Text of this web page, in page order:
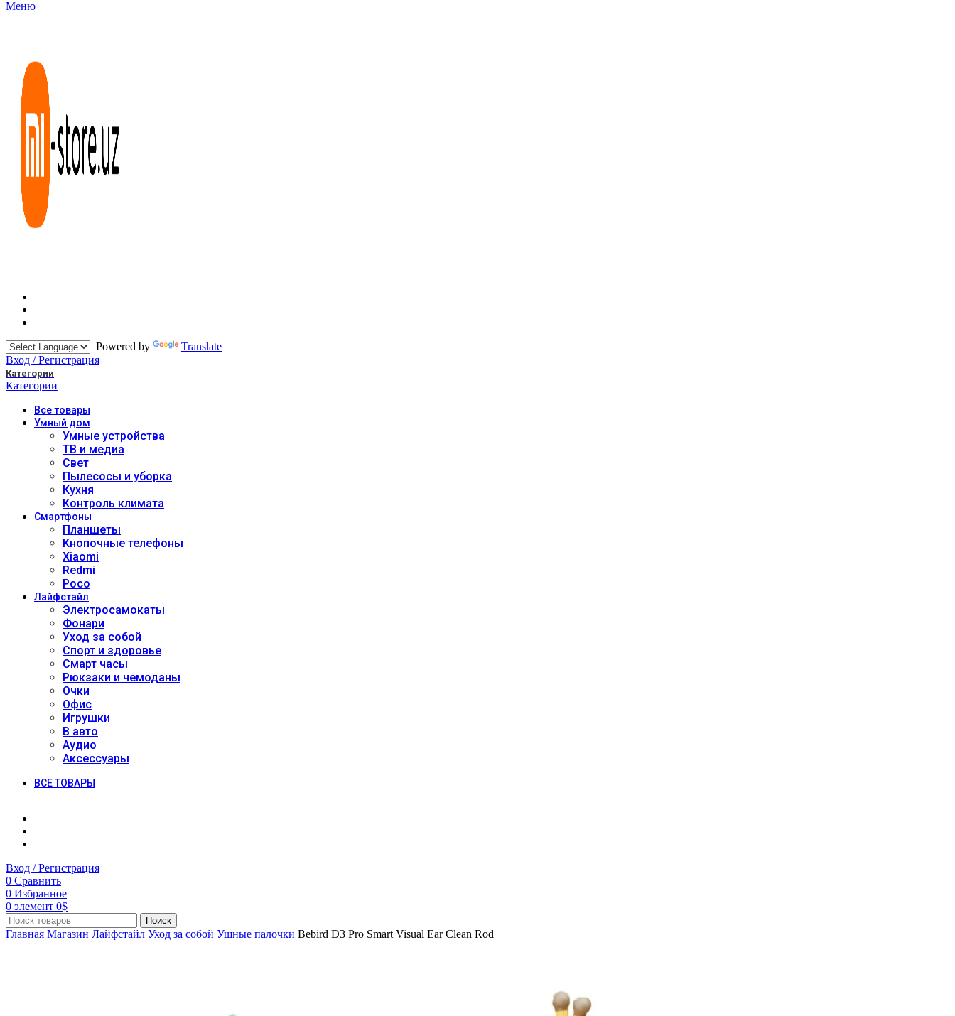
Меню
Powered by
Translate
Вход / Регистрация
Категории
Категории
Всетовары
Умный дом
Умные устройства
ТВ и медиа
Свет
Пылесосы и уборка
Кухня
Контроль климата
Смартфоны
Планшеты
Кнопочные телефоны
Xiaomi
Redmi
Poco
Лайфстайл
Электросамокаты
Фонари
Уход за собой
Спорт и здоровье
Смарт часы
Рюкзаки и чемоданы
Очки
Офис
Игрушки
В авто
Аудио
Аксессуары
ВСЕ ТОВАРЫ
Вход / Регистрация
0 Сравнить
0 Избранное
0 элемент 0$
Поиск
Главная Магазин Лайфстайл Уход за собой Ушные палочки Bebird D3 Pro Smart Visual Ear Clean Rod